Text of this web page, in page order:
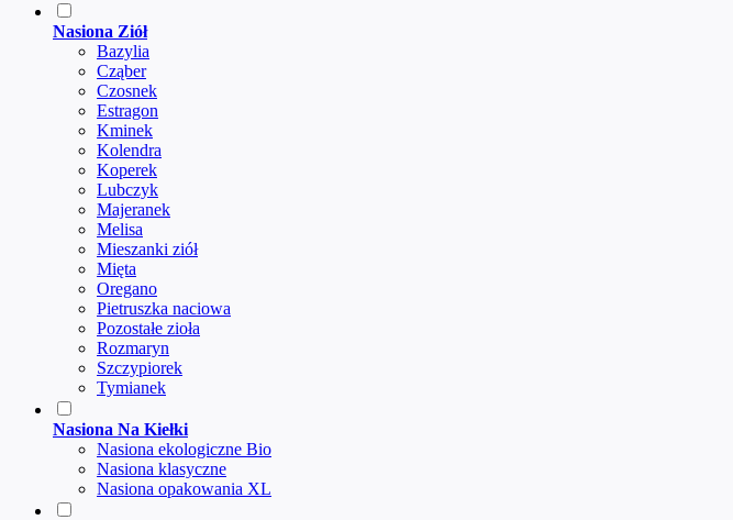
Nasiona Ziół
Bazylia
Cząber
Czosnek
Estragon
Kminek
Kolendra
Koperek
Lubczyk
Majeranek
Melisa
Mieszanki ziół
Mięta
Oregano
Pietruszka naciowa
Pozostałe zioła
Rozmaryn
Szczypiorek
Tymianek
Nasiona Na Kiełki
Nasiona ekologiczne Bio
Nasiona klasyczne
Nasiona opakowania XL